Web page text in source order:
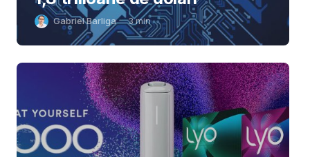
Gabriel Barliga 3min